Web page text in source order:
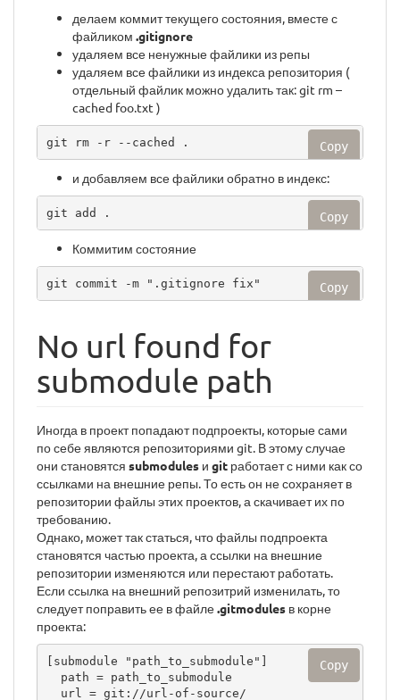
делаем коммит текущего состояния, вместе с
файликом .gitignore
удаляем все ненужные файлики из репы
удаляем все файлики из индекса репозитория (
отдельный файлик можно удалить так: git rm –
cached foo.txt )
git rm -r --cached . Copy
и добавляем все файлики обратно в индекс:
git add . Copy
Коммитим состояние
git commit -m ".gitignore fix" Copy
No url found for
submodule path
Иногда в проект попадают подпроекты, которые сами
по себе являются репозиториями git. В этому случае
они становятся submodules и git работает с ними как со
ссылками на внешние репы. То есть он не сохраняет в
репозитории файлы этих проектов, а скачивает их по
требованию.
Однако, может так статься, что файлы подпроекта
становятся частью проекта, а ссылки на внешние
репозитории изменяются или перестают работать.
Если ссылка на внешний репозитрий изменилать, то
следует поправить ее в файле.gitmodules в корне
проекта:
[submodule "path_to_submodule"]
  url = git://url-of-source/
Copy